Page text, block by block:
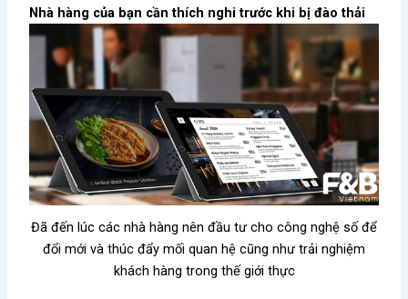
Nhà hàng của bạn cần thích nghi trước khi bị đào thải
Đã đến lúc các nhà hàng nên đầu tư cho công nghệ số để
đổi mới và thúc đẩy mối quan hệ cũng như trải nghiệm
khách hàng trong thế giới thực